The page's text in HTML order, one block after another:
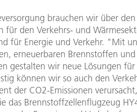
brauchen wir über den
für den Verkehrs- und
für Energie und Verkehr. "Mit
erneuerbaren Brennstoffen und
gestalten wir neue Lösungen für
können wir so auch den
der CO2-Emissionen verursacht,
das Brennstoffzellenflugzeug